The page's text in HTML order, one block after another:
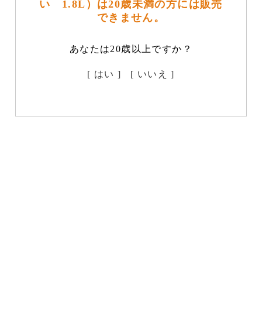
い 1.8L）は20歳未満の方には販売
できません。
あなたは20歳以上ですか？
[ はい ] [ いいえ ]